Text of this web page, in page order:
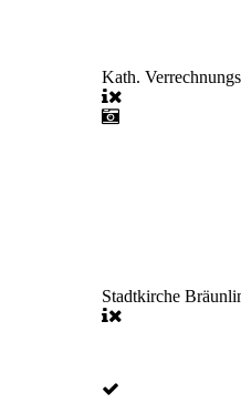
Kath.
Stadtkirche